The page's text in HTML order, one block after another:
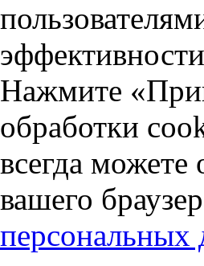
Нажмите
обработки
всегда
вашего
персональных